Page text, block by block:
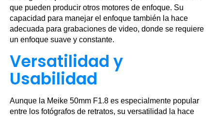
que pueden producir otros motores de enfoque. Su
capacidad para manejar el enfoque también la hace
adecuada para grabaciones de video, donde se requiere
un enfoque suave y constante.
Versatilidad y
Usabilidad
Aunque la Meike 50mm F1.8 es especialmente popular
entre los fotógrafos de retratos, su versatilidad la hace